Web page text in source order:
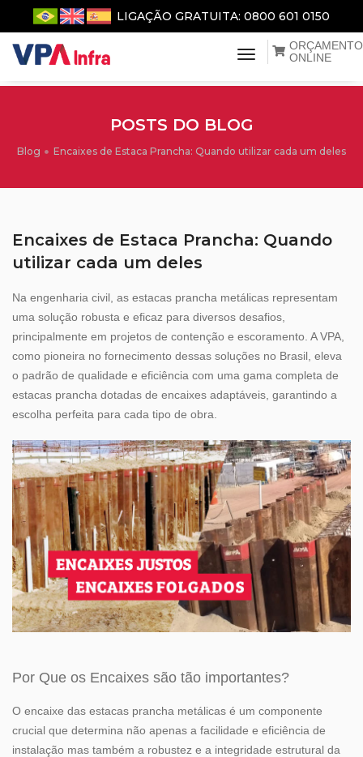
LIGAÇÃO GRATUITA: 0800 601 0150
menu de
ORÇAMENTO
ONLINE
POSTS DO BLOG
Blog Encaixes de Estaca Prancha: Quando utilizar cada um deles
Encaixes de Estaca Prancha: Quando
utilizar cada um deles
Na engenharia civil, as estacas prancha metálicas representam
uma solução robusta e eficaz para diversos desafios,
principalmente em projetos de contenção e escoramento. A VPA,
como pioneira no fornecimento dessas soluções no Brasil, eleva
o padrão de qualidade e eficiência com uma gama completa de
estacas prancha dotadas de encaixes adaptáveis, garantindo a
escolha perfeita para cada tipo de obra.
Por Que os Encaixes são tão importantes?
O encaixe das estacas prancha metálicas é um componente
crucial que determina não apenas a facilidade e eficiência de
instalação mas também a robustez e a integridade estrutural da